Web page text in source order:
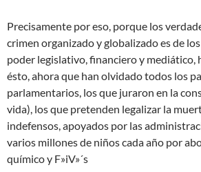
Precisamente por eso, porque los
crimen organizado y globalizado es de
poder legislativo, financiero y mediático,
ésto, ahora que han olvidado todos los
parlamentarios, los que juraron en la
vida), los que pretenden legalizar la
indefensos, apoyados por las
varios millones de niños cada año por
químico y F»iV»´s